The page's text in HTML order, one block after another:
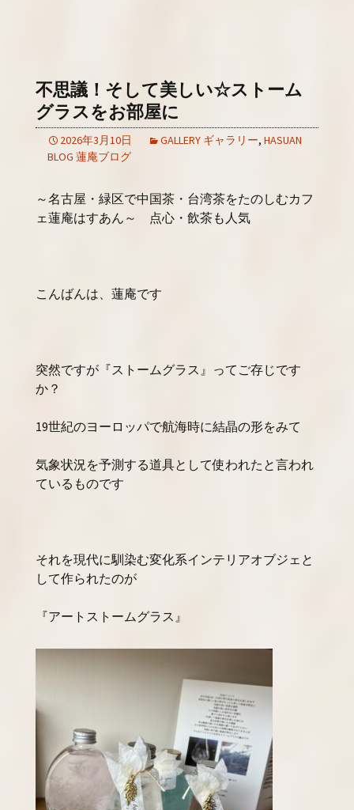
不思議！そして美しい☆ストーム
グラスをお部屋に
2026年3月10日 GALLERY ギャラリー, HASUAN
BLOG 蓮庵ブログ
～名古屋・緑区で中国茶・台湾茶をたのしむカフ
ェ蓮庵はすあん～ 点心・飲茶も人気
こんばんは、蓮庵です
突然ですが『ストームグラス』ってご存じです
か？
19世紀のヨーロッパで航海時に結晶の形をみて
気象状況を予測する道具として使われたと言われ
ているものです
それを現代に馴染む変化系インテリアオブジェと
して作られたのが
『アートストームグラス』